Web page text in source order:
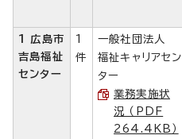
1 広島市
吉島福祉
センター
1
件
一般社団法人
福祉キャリアセン
ター
業務実施状
況 （PDF
264.4KB）